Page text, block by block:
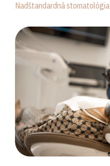
Nadštandardná stomatológia